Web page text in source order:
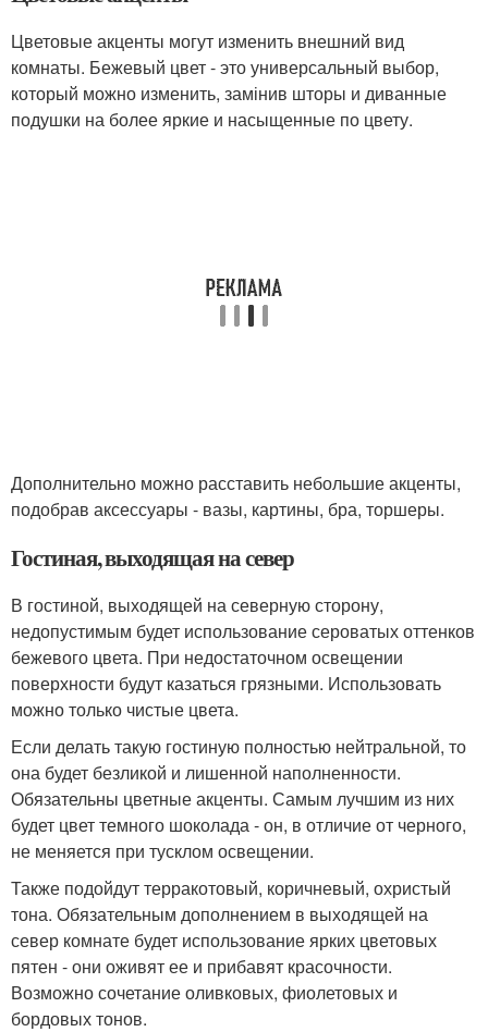
Цветовые акценты могут изменить внешний вид
комнаты. Бежевый цвет - это универсальный выбор,
который можно изменить, замінив шторы и диванные
подушки на более яркие и насыщенные по цвету.
Дополнительно можно расставить небольшие акценты,
подобрав аксессуары - вазы, картины, бра, торшеры.
Гостиная, выходящая на север
В гостиной, выходящей на северную сторону,
недопустимым будет использование сероватых оттенков
бежевого цвета. При недостаточном освещении
поверхности будут казаться грязными. Использовать
можно только чистые цвета.
Если делать такую гостиную полностью нейтральной, то
она будет безликой и лишенной наполненности.
Обязательны цветные акценты. Самым лучшим из них
будет цвет темного шоколада - он, в отличие от черного,
не меняется при тусклом освещении.
Также подойдут терракотовый, коричневый, охристый
тона. Обязательным дополнением в выходящей на
север комнате будет использование ярких цветовых
пятен - они оживят ее и прибавят красочности.
Возможно сочетание оливковых, фиолетовых и
бордовых тонов.